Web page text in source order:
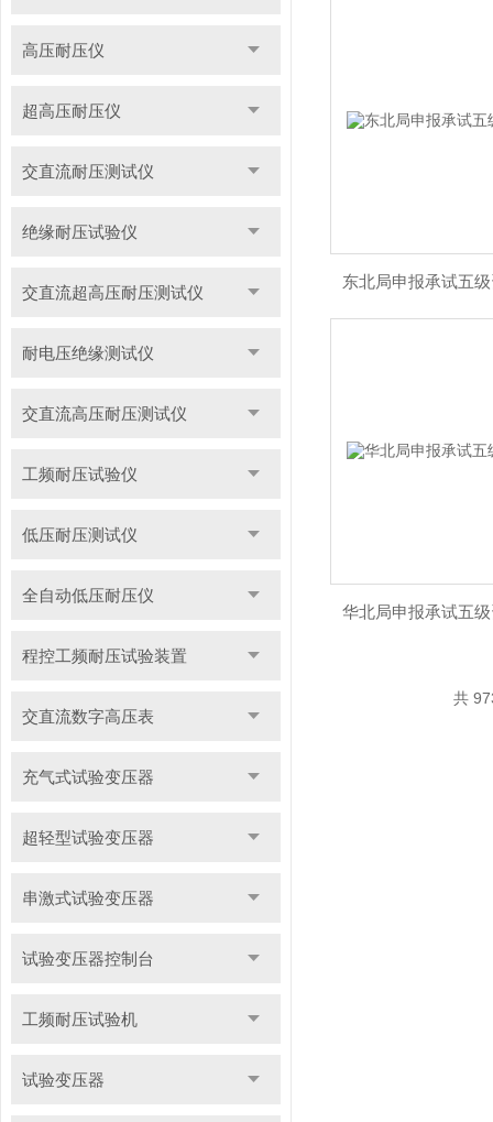
高压耐压仪
超高压耐压仪
交直流耐压测试仪
绝缘耐压试验仪
交直流超高压耐压测试仪
耐电压绝缘测试仪
交直流高压耐压测试仪
工频耐压试验仪
低压耐压测试仪
全自动低压耐压仪
程控工频耐压试验装置
交直流数字高压表
充气式试验变压器
超轻型试验变压器
串激式试验变压器
试验变压器控制台
工频耐压试验机
试验变压器
东北局申报承试五
华北局申报承试五
共